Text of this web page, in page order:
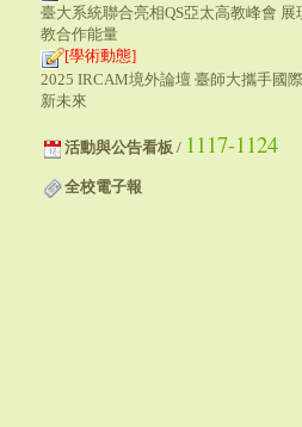
臺大系統聯合亮相QS亞太高教峰會 展
教合作能量
[學術動態]
2025 IRCAM境外論壇 臺師大攜手國
新未來
活動與公告看板 / 1117-1124
全校電子報